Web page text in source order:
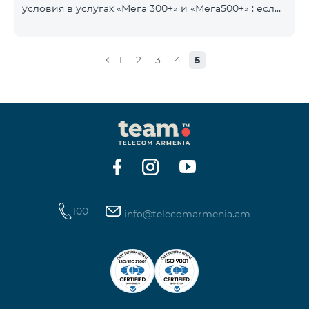
условия в услугах «Мега 300+» и «Мега500+» : если
продлевается, остаток неиспользованного
1 2 3 4 5
100 info@telecomarmenia.am